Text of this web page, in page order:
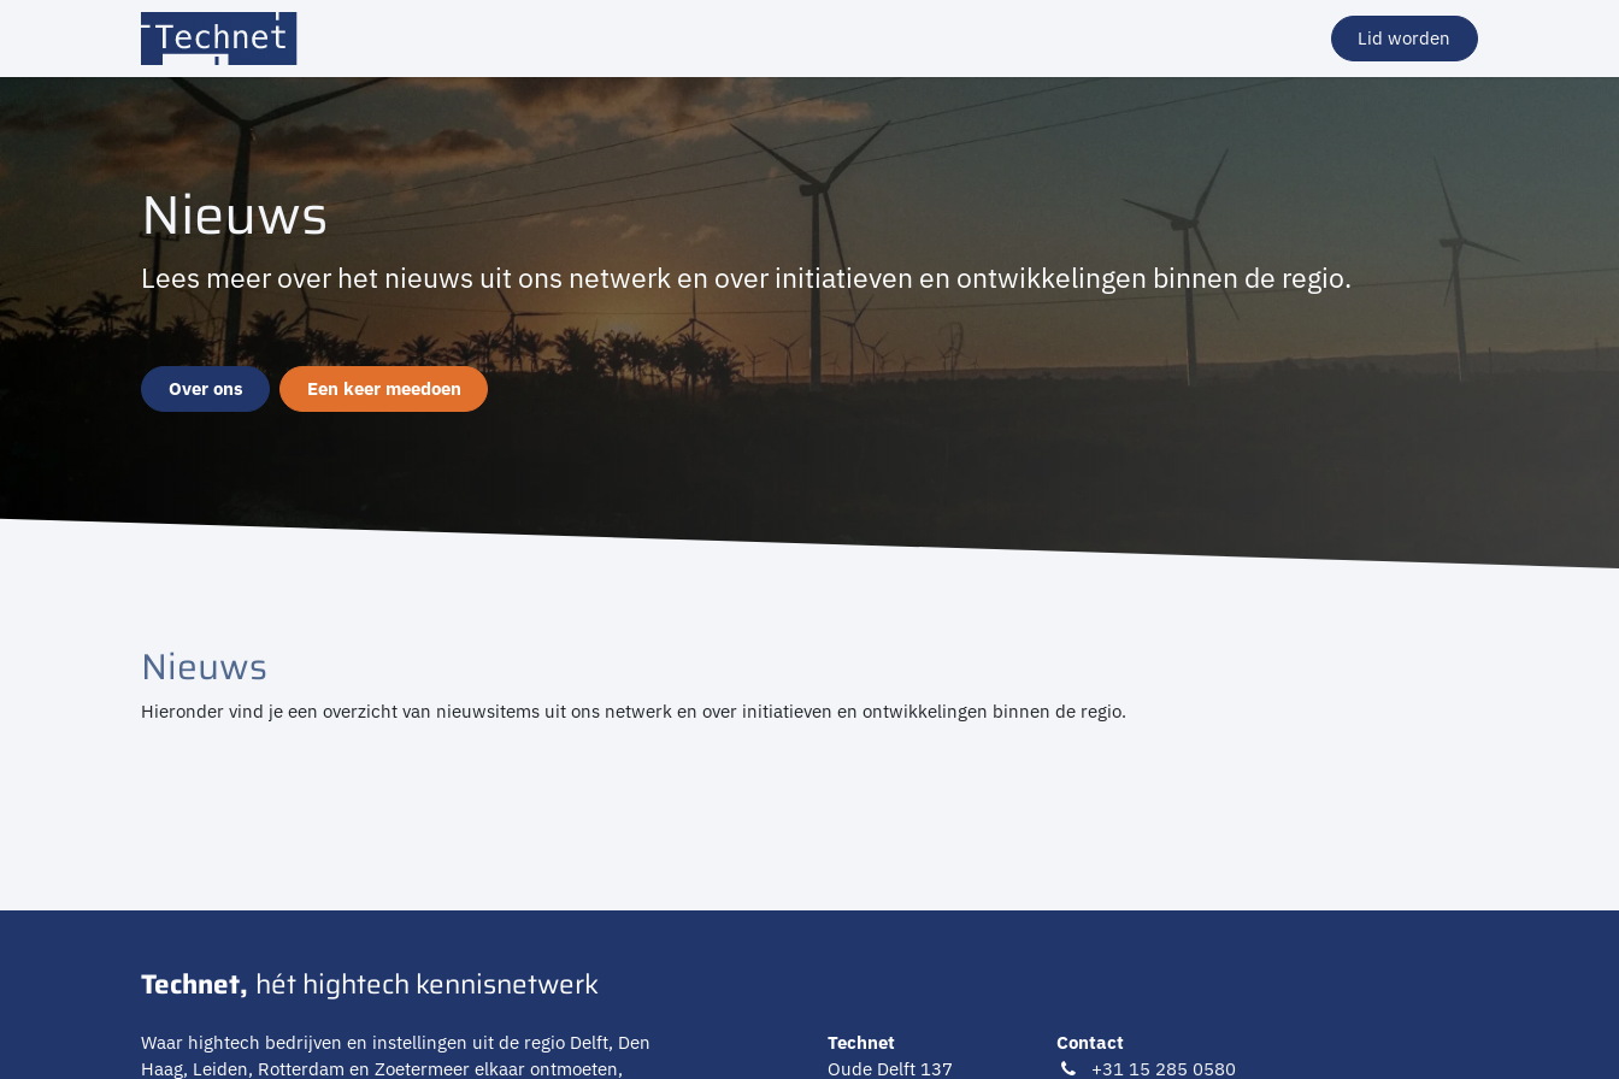
Overslaan naar inhoud
Lid worden
Nieuws
Lees meer over het nieuws uit ons netwerk en over initiatieven en ontwikkelingen binnen de regio.
Over ons Een keer meedoen
Nieuws
Hieronder vind je een overzicht van nieuwsitems uit ons netwerk en over initiatieven en ontwikkelingen binnen de regio.
Technet, hét hightech kennisnetwerk
Waar hightech bedrijven en instellingen uit de regio Delft, Den
Haag, Leiden, Rotterdam en Zoetermeer elkaar ontmoeten,
Technet
Oude Delft 137
Contact
+31 15 285 0580